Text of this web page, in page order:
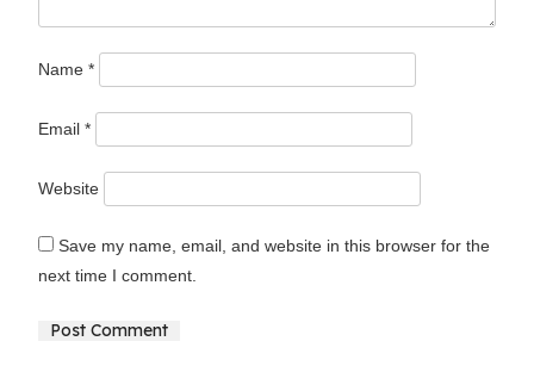
Name*
Email*
Website
Save my name, email, and website in this browser for the
next time I comment.